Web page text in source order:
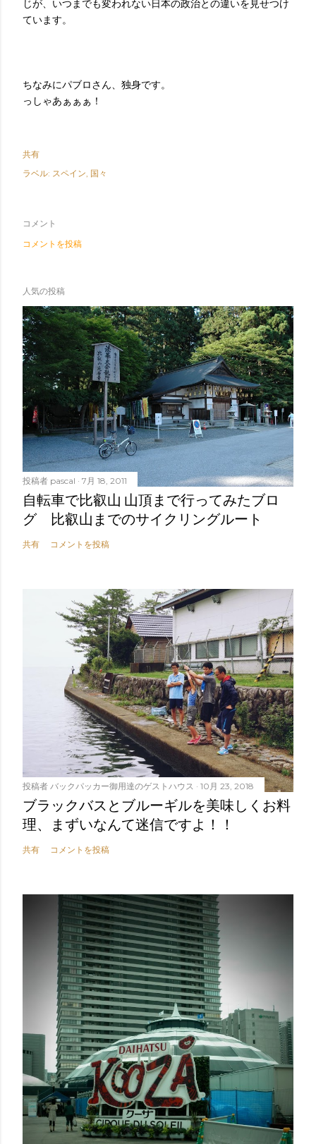
じが、いつまでも変われない日本の政治との違いを見せつけ
ています。
ちなみにパブロさん、独身です。
っしゃあぁぁぁ！
共有
ラベル: スペイン 国々
コメント
コメントを投稿
人気の投稿
投稿者 pascal 7月 18, 2011
自転車で比叡山 山頂まで行ってみたブロ
グ 比叡山までのサイクリングルート
共有 コメントを投稿
投稿者 バックパッカー御用達のゲストハウス 10月 23, 2018
ブラックバスとブルーギルを美味しくお料
理、まずいなんて迷信ですよ！！
共有 コメントを投稿